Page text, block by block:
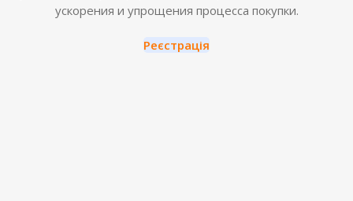
ускорения и упрощения процесса покупки.
Реєстрація